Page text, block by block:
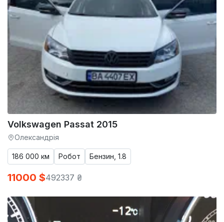
Volkswagen Passat 2015
Олександрія
186 000 км Робот Бензин, 1.8
11000 $492337 ₴